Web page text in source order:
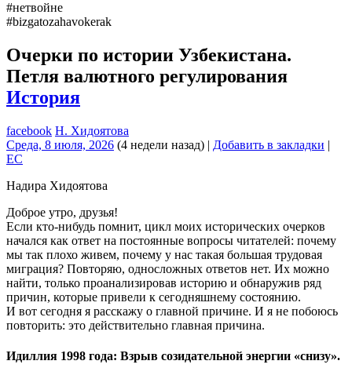
#нетвойне
#bizgatozahavokerak
Очерки по истории Узбекистана.
Петля валютного регулирования
История
facebook Н. Хидоятова
Среда, 8 июля, 2026 (4 недели назад) | Добавить в закладки |
EC
Надира Хидоятова
Доброе утро, друзья!
Если кто-нибудь помнит, цикл моих исторических очерков
начался как ответ на постоянные вопросы читателей: почему
мы так плохо живем, почему у нас такая большая трудовая
миграция? Повторяю, односложных ответов нет. Их можно
найти, только проанализировав историю и обнаружив ряд
причин, которые привели к сегодняшнему состоянию.
И вот сегодня я расскажу о главной причине. И я не побоюсь
повторить: это действительно главная причина.
Идиллия 1998 года: Взрыв созидательной энергии «снизу».